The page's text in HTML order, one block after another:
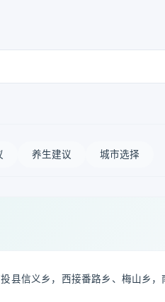
养生建议 城市选择
县信义乡，西接番路乡、梅山乡